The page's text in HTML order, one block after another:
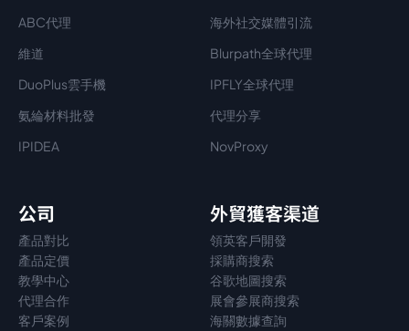
ABC代理
海外社交媒體引流
維道
Blurpath全球代理
DuoPlus雲手機
IPFLY全球代理
氨綸材料批發
代理分享
IPIDEA
NovProxy
公司
產品對比
產品定價
教學中心
代理合作
客戶案例
外貿獲客渠道
領英客戶開發
採購商搜索
谷歌地圖搜索
展會參展商搜索
海關數據查詢